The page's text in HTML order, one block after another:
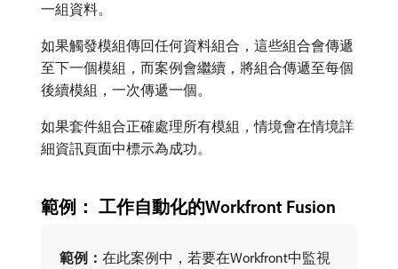
一組資料。
如果觸發模組傳回任何資料組合，這些組合會傳遞
至下一個模組，而案例會繼續，將組合傳遞至每個
後續模組，一次傳遞一個。
如果套件組合正確處理所有模組，情境會在情境詳
細資訊頁面中標示為成功。
範例： 工作自動化的Workfront Fusion
範例： ​在此案例中，若要在Workfront中監視